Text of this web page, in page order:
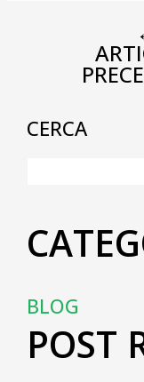
CERCA
BLOG
POST